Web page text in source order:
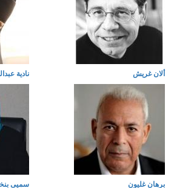
ألان غريش نادية
برهان غليون سميى